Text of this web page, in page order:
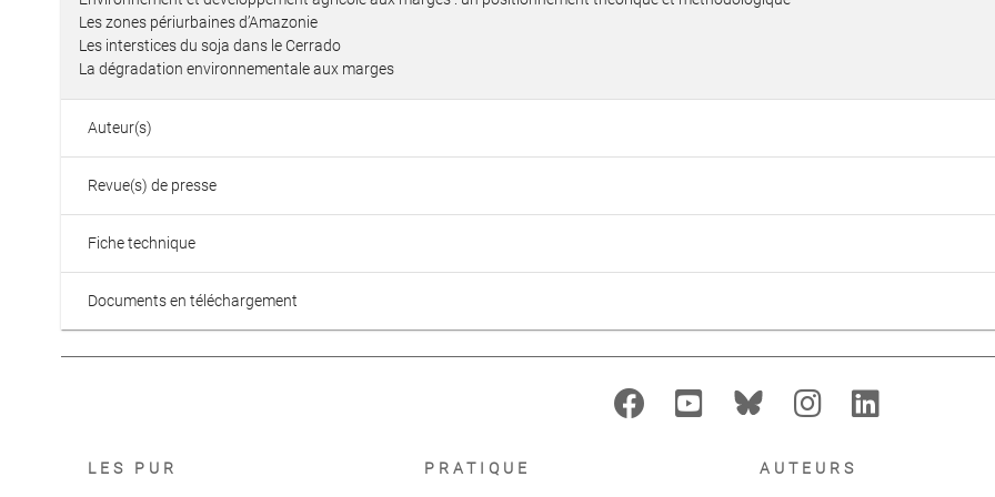
Les zones périurbaines d’Amazonie
Les interstices du soja dans le Cerrado
La dégradation environnementale aux marges
Auteur(s)
Revue(s) de presse
Fiche technique
Documents en téléchargement
LES PUR PRATIQUE AUTEURS